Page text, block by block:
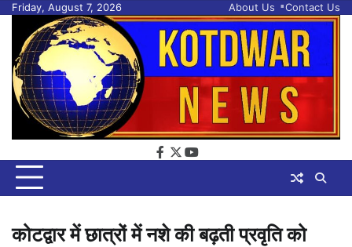
Skip
content
Friday, August 7, 2026 About Us Contact Us
facebook
twitter
youtube
कोटद्वार में छात्रों में नशे की बढ़ती प्रवृति को